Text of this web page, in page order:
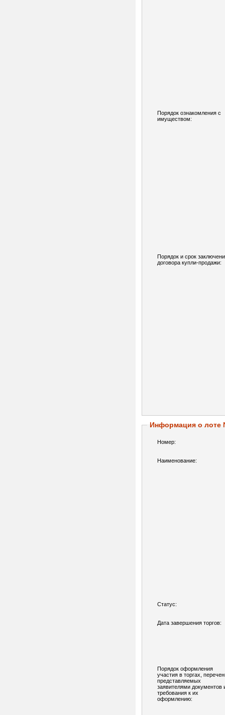
Порядок ознакомления с
имуществом:
Порядок и срок
договора купли-продажи:
Информация о лоте
Номер:
Наименование:
Статус:
Дата завершения торгов:
Порядок оформления
участия в торгах,
представляемых
заявителями документов
требования к их
оформлению: